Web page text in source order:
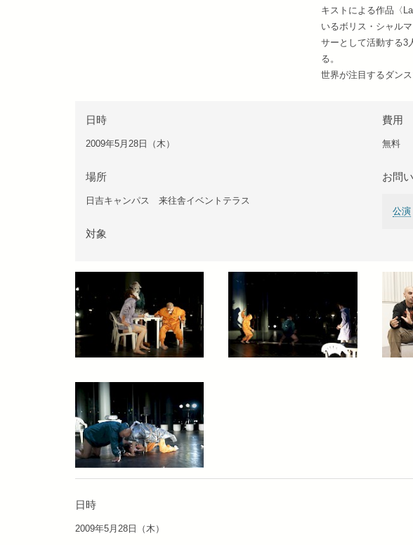
キストによる作品〈
いるボリス・シャル
サーとして活動する3
る。
世界が注目するダン
日時
2009年5月28日（木）
場所
日吉キャンパス 来往舎イベントテラス
対象
費用
無料
お問
公演
日時
2009年5月28日（木）